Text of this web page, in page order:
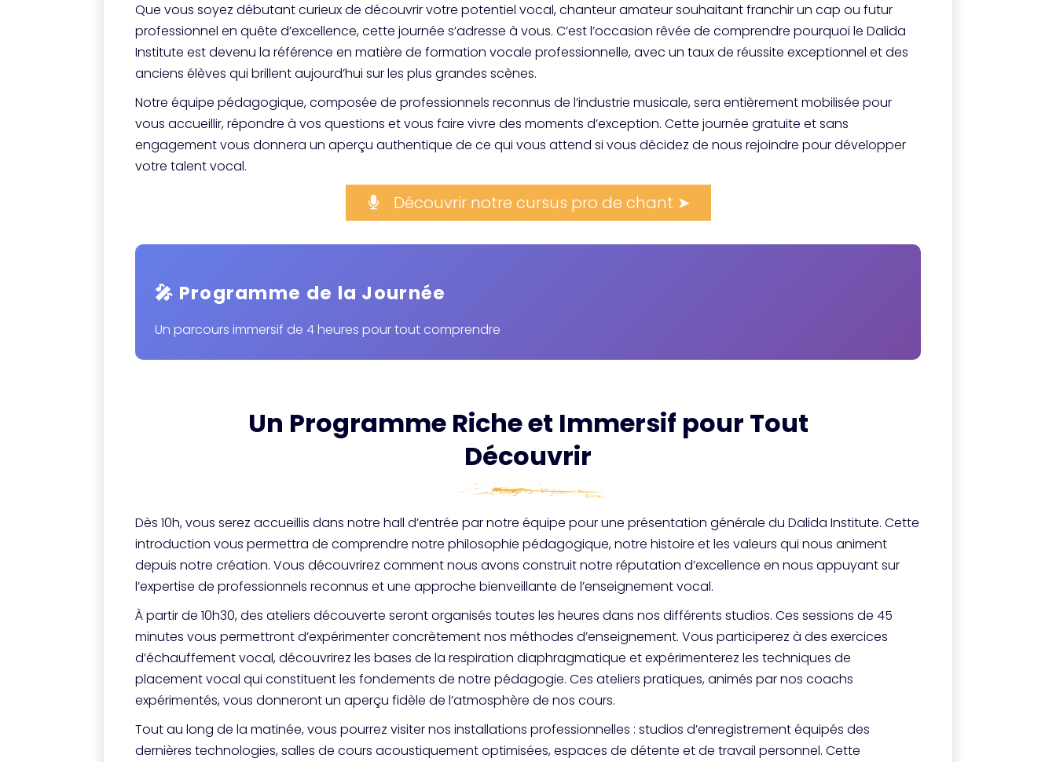
Que vous soyez débutant curieux de découvrir votre potentiel vocal, chanteur amateur souhaitant franchir un cap ou futur
professionnel en quête d’excellence, cette journée s’adresse à vous. C’est l’occasion rêvée de comprendre pourquoi le Dalida
Institute est devenu la référence en matière de formation vocale professionnelle, avec un taux de réussite exceptionnel et des
anciens élèves qui brillent aujourd’hui sur les plus grandes scènes.
Notre équipe pédagogique, composée de professionnels reconnus de l’industrie musicale, sera entièrement mobilisée pour
vous accueillir, répondre à vos questions et vous faire vivre des moments d’exception. Cette journée gratuite et sans
engagement vous donnera un aperçu authentique de ce qui vous attend si vous décidez de nous rejoindre pour développer
votre talent vocal.
Découvrir notre cursus pro de chant ➤
🎤 Programme de la Journée
Un parcours immersif de 4 heures pour tout comprendre
Un Programme Riche et Immersif pour Tout
Découvrir
Dès 10h, vous serez accueillis dans notre hall d’entrée par notre équipe pour une présentation générale du Dalida Institute. Cette
introduction vous permettra de comprendre notre philosophie pédagogique, notre histoire et les valeurs qui nous animent
depuis notre création. Vous découvrirez comment nous avons construit notre réputation d’excellence en nous appuyant sur
l’expertise de professionnels reconnus et une approche bienveillante de l’enseignement vocal.
À partir de 10h30, des ateliers découverte seront organisés toutes les heures dans nos différents studios. Ces sessions de 45
minutes vous permettront d’expérimenter concrètement nos méthodes d’enseignement. Vous participerez à des exercices
d’échauffement vocal, découvrirez les bases de la respiration diaphragmatique et expérimenterez les techniques de
placement vocal qui constituent les fondements de notre pédagogie. Ces ateliers pratiques, animés par nos coachs
expérimentés, vous donneront un aperçu fidèle de l’atmosphère de nos cours.
Tout au long de la matinée, vous pourrez visiter nos installations professionnelles : studios d’enregistrement équipés des
dernières technologies, salles de cours acoustiquement optimisées, espaces de détente et de travail personnel. Cette